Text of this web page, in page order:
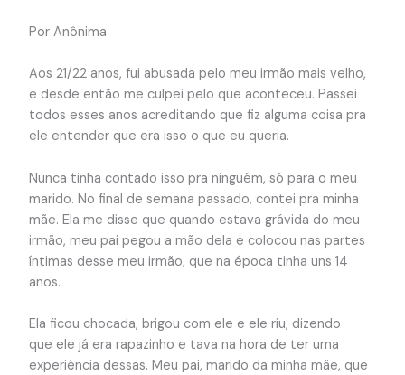
Por Anônima
Aos 21/22 anos, fui abusada pelo meu irmão mais velho,
e desde então me culpei pelo que aconteceu. Passei
todos esses anos acreditando que fiz alguma coisa pra
ele entender que era isso o que eu queria.
Nunca tinha contado isso pra ninguém, só para o meu
marido. No final de semana passado, contei pra minha
mãe. Ela me disse que quando estava grávida do meu
irmão, meu pai pegou a mão dela e colocou nas partes
íntimas desse meu irmão, que na época tinha uns 14
anos.
Ela ficou chocada, brigou com ele e ele riu, dizendo
que ele já era rapazinho e tava na hora de ter uma
experiência dessas. Meu pai, marido da minha mãe, que